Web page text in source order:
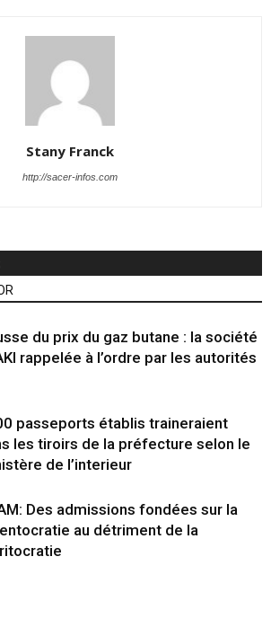
Stany Franck
http://sacer-infos.com
du prix du gaz butane : la société
rappelée à l’ordre par les autorités
passeports établis traineraient
les tiroirs de la préfecture selon le
de l’interieur
Des admissions fondées sur la
au détriment de la